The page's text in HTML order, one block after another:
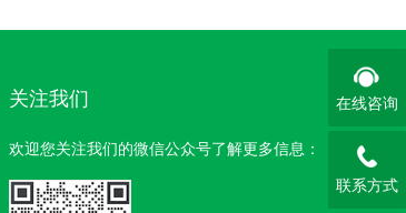
关注我们
欢迎您关注我们的微信公众号了解更多信息：
在线咨询
联系方式